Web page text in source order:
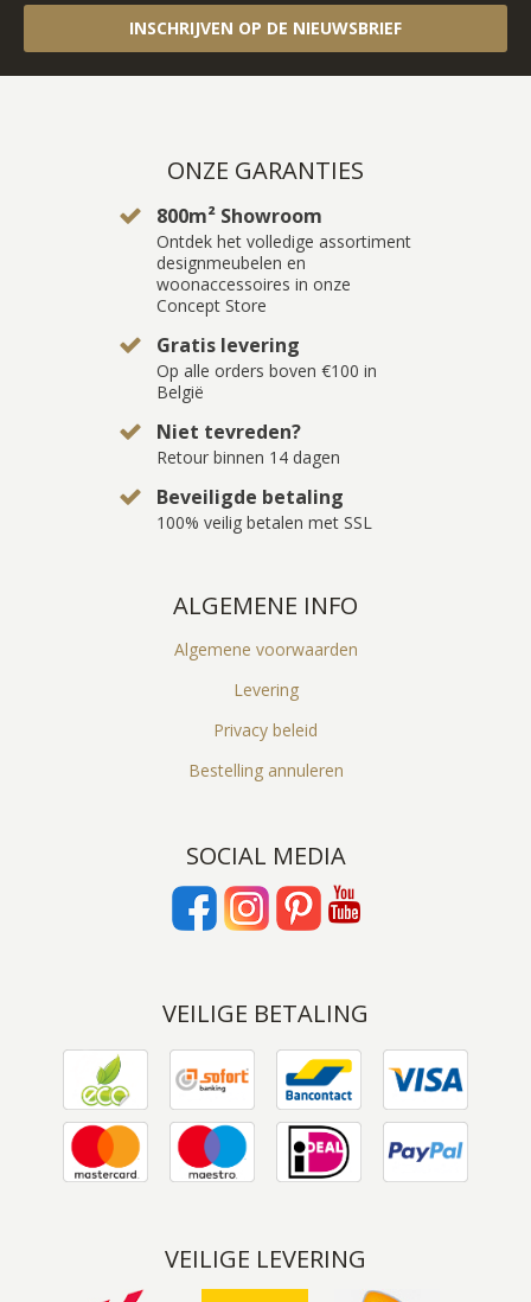
INSCHRIJVEN OP DE NIEUWSBRIEF
ONZE GARANTIES
800m² Showroom
Ontdek het volledige assortiment
designmeubelen en
woonaccessoires in onze
Concept Store
Gratis levering
Op alle orders boven €100 in
België
Niet tevreden?
Retour binnen 14 dagen
Beveiligde betaling
100% veilig betalen met SSL
ALGEMENE INFO
Algemene voorwaarden
Levering
Privacy beleid
Bestelling annuleren
SOCIAL MEDIA
VEILIGE BETALING
VEILIGE LEVERING